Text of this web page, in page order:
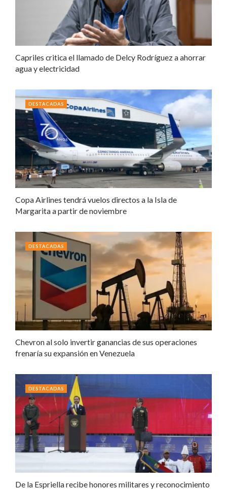
Capriles critica el llamado de Delcy Rodríguez a ahorrar
agua y electricidad
Copa Airlines tendrá vuelos directos a la Isla de
Margarita a partir de noviembre
DESTACADAS
Chevron al solo invertir ganancias de sus operaciones
frenaría su expansión en Venezuela
DESTACADAS
De la Espriella recibe honores militares y reconocimiento
DESTACADAS